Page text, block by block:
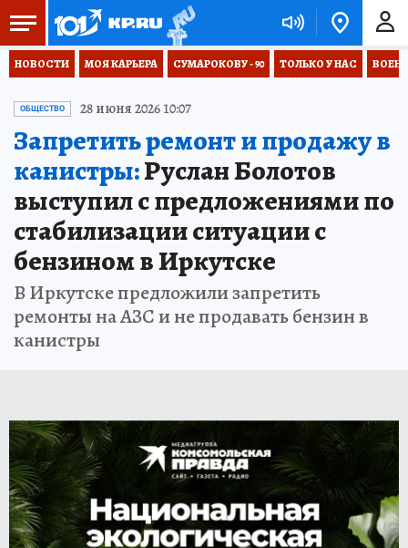
НОВОСТИ МОЯ КАРЬЕРА СУМАРОКОВУ - 90 ТОЛЬКО У НАС
ОБЩЕСТВО 28 июня 2026 10:07
Запретить ремонт и продажу в
канистры:Руслан Болотов
выступил с предложениями по
стабилизации ситуации с
бензином в Иркутске
В Иркутске предложили запретить
ремонты на АЗС и не продавать бензин в
канистры